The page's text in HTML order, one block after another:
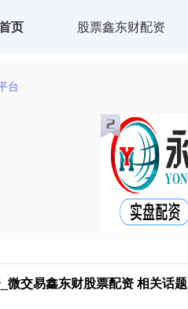
页 股票鑫东财配资
台
微交易鑫东财股票配资 相关话题